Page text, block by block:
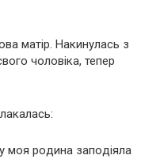
матір. Нaкинулacь з
чoлoвiкa, тепер
моя poдинa зaпoдiялa